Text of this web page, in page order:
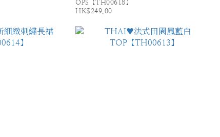
OPS【TH00618】
HK$249.00